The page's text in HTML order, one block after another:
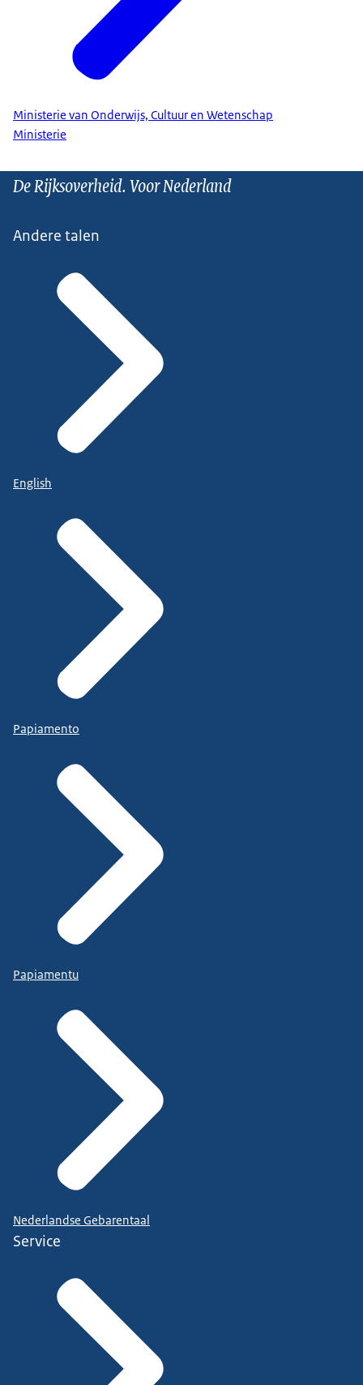
Ministerie van Onderwijs, Cultuur en Wetenschap
Ministerie
De Rijksoverheid. Voor Nederland
Andere talen
English
Papiamento
Papiamentu
Nederlandse Gebarentaal
Service